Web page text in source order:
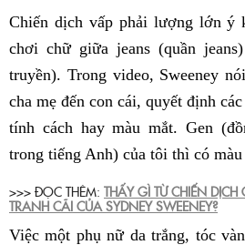
Chiến dịch vấp phải lượng lớn ý
chơi chữ giữa jeans (quần
truyền). Trong video, Sweeney
cha mẹ đến con cái, quyết định
tính cách hay màu mắt. Gen
trong tiếng Anh) của tôi thì có màu
>>> ĐỌC THÊM: THẤY GÌ TỪ CHIẾN
TRANH CÃI CỦA SYDNEY SWEENEY?
Việc một phụ nữ da trắng, tóc